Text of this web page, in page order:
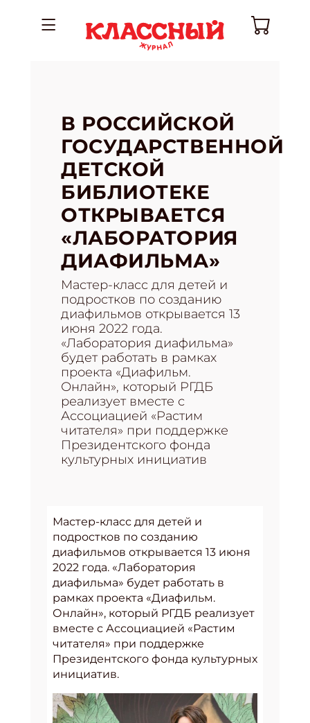
В РОССИЙСКОЙ
ГОСУДАРСТВЕННОЙ
ДЕТСКОЙ
БИБЛИОТЕКЕ
ОТКРЫВАЕТСЯ
«ЛАБОРАТОРИЯ
ДИАФИЛЬМА»
Мастер-класс для детей и
подростков по созданию
диафильмов открывается 13
июня 2022 года.
«Лаборатория диафильма»
будет работать в рамках
проекта «Диафильм.
Онлайн», который РГДБ
реализует вместе с
Ассоциацией «Растим
читателя» при поддержке
Президентского фонда
культурных инициатив
Мастер-класс для детей и
подростков по созданию
диафильмов открывается 13 июня
2022 года. «Лаборатория
диафильма» будет работать в
рамках проекта «Диафильм.
Онлайн», который РГДБ реализует
вместе с Ассоциацией «Растим
читателя» при поддержке
Президентского фонда культурных
инициатив.